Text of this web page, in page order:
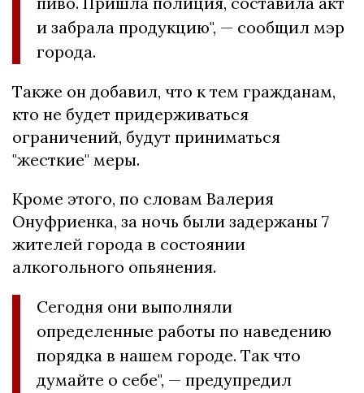
и забрала продукцию", — сообщил мэр
города.
Также он добавил, что к тем гражданам,
кто не будет придерживаться
ограничений, будут приниматься
"жесткие" меры.
Кроме этого, по словам Валерия
Онуфриенка, за ночь были задержаны 7
жителей города в состоянии
алкогольного опьянения.
Сегодня они выполняли
определенные работы по наведению
порядка в нашем городе. Так что
думайте о себе", — предупредил